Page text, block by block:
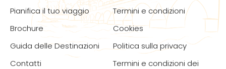
Pianifica il tuo viaggio
Brochure
Guida delle Destinazioni
Contatti
Termini e condizioni
Cookies
Politica sulla privacy
Termini e condizioni dei